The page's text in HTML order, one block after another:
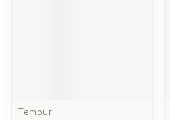
Tempur